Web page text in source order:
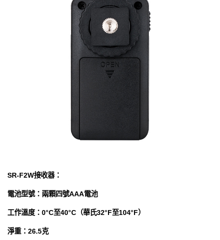
SR-F2W接收器：
電池型號：兩顆四號AAA電池
工作溫度：0°C至40°C（華氏32°F至104°F）
淨重：26.5克